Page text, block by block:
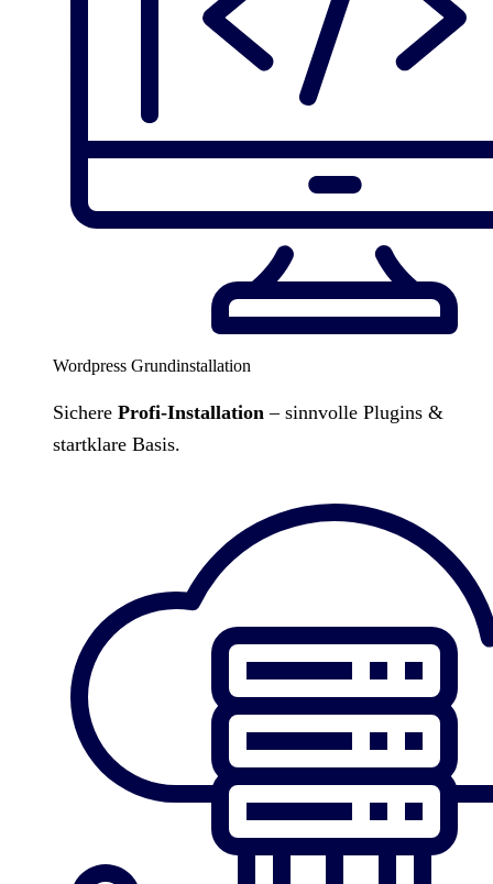
Wordpress Grundinstallation
Sichere Profi-Installation – sinnvolle Plugins &
startklare Basis.